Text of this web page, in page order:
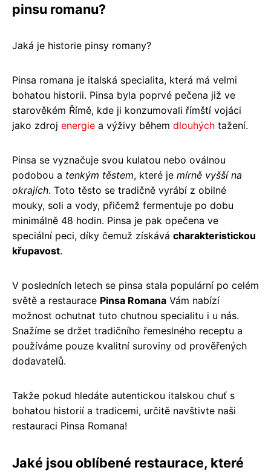
pinsu romanu?
Jaká je historie pinsy romany?
Pinsa romana je italská specialita, která má velmi
bohatou historii. Pinsa byla poprvé pečena již ve
starověkém Římě, kde ji konzumovali římští vojáci
jako zdroj energie a výživy během dlouhých tažení.
Pinsa se vyznačuje svou kulatou nebo oválnou
podobou a tenkým těstem, které je mírně vyšší na
okrajích. Toto těsto se tradičně vyrábí z obilné
mouky, soli a vody, přičemž fermentuje po dobu
minimálně 48 hodin. Pinsa je pak opečena ve
speciální peci, díky čemuž získává charakteristickou
křupavost.
V posledních letech se pinsa stala populární po celém
světě a restaurace Pinsa Romana Vám nabízí
možnost ochutnat tuto chutnou specialitu i u nás.
Snažíme se držet tradičního řemeslného receptu a
používáme pouze kvalitní suroviny od prověřených
dodavatelů.
Takže pokud hledáte autentickou italskou chuť s
bohatou historií a tradicemi, určitě navštivte naši
restauraci Pinsa Romana!
Jaké jsou oblíbené restaurace, které